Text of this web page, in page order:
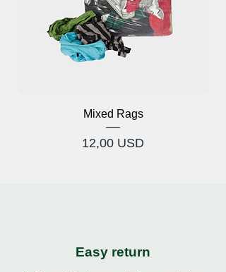
Mixed Rags
Cijena
12,00 USD
Easy return